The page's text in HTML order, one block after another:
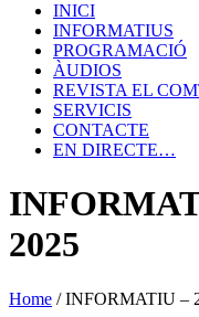
INICI
INFORMATIUS
PROGRAMACIÓ
ÀUDIOS
REVISTA EL
SERVICIS
CONTACTE
EN DIRECTE…
2025
Home /INFORMATIU –